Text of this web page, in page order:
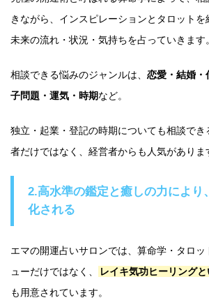
きながら、インスピレーションとタロットを
未来の流れ・状況・気持ちを占っていきます。
相談できる悩みのジャンルは、 恋愛・結婚・
子問題・運気・時期など。
独立・起業・登記の時期についても相談でき
者だけではなく、経営者からも人気がありま
2.高水準の鑑定と癒しの力により
化される
エマの開運占いサロンでは、算命学・タロッ
ューだけではなく、
レイキ気功ヒーリング
も用意されています。